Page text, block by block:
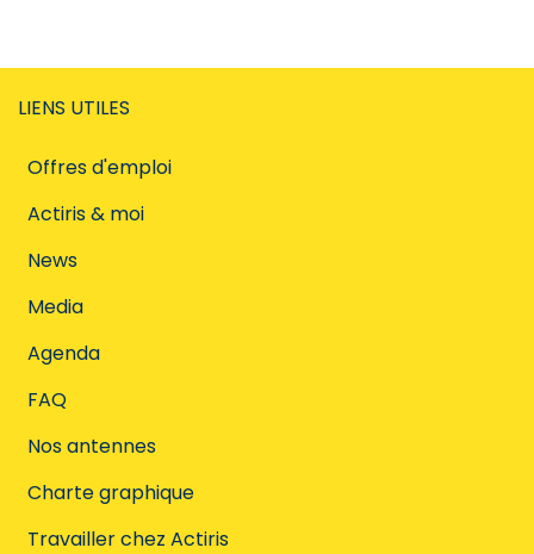
LIENS UTILES
Offres d'emploi
Actiris & moi
News
Media
Agenda
FAQ
Nos antennes
Charte graphique
Travailler chez Actiris